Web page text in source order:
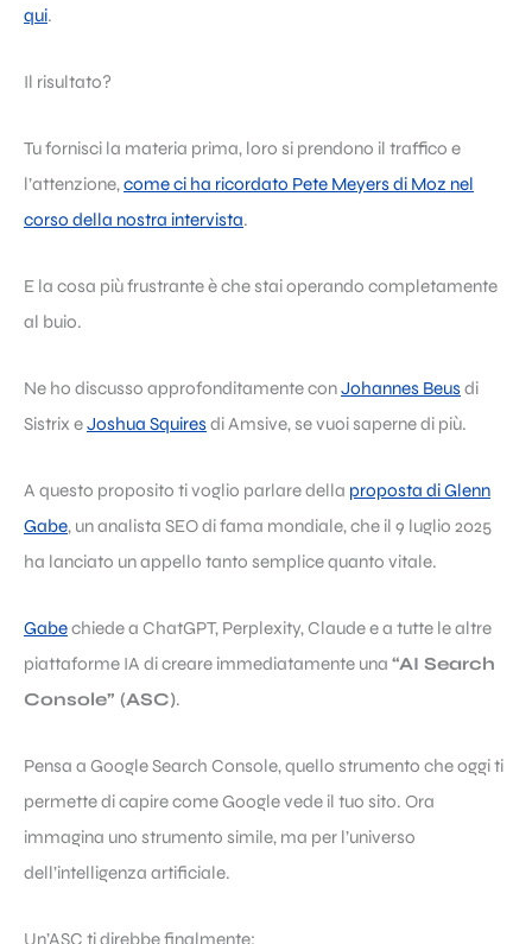
qui.
Il risultato?
Tu fornisci la materia prima, loro si prendono il traffico e
l’attenzione,come ci ha ricordato Pete Meyers di Moz nel
corso della nostra intervista.
E la cosa più frustrante è che stai operando completamente
al buio.
Ne ho discusso approfonditamente conJohannes Beusdi
Sistrix eJoshua Squiresdi Amsive, se vuoi saperne di più.
A questo proposito ti voglio parlare della proposta di Glenn
Gabe, un analista SEO di fama mondiale, che il 9 luglio 2025
ha lanciato un appello tanto semplice quanto vitale.
Gabechiede a ChatGPT, Perplexity, Claude e a tutte le altre
piattaforme IA di creare immediatamente una “AI Search
Console” (ASC).
Pensa a Google Search Console, quello strumento che oggi ti
permette di capire come Google vede il tuo sito. Ora
immagina uno strumento simile, ma per l’universo
dell’intelligenza artificiale.
Un’ASC ti direbbe finalmente: